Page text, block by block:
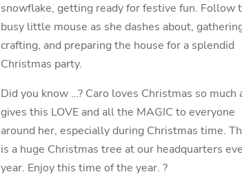
snowflake, getting ready for festive fun. Follow
busy little mouse as she dashes about,
crafting, and preparing the house for a splendid
Christmas party.
Did you know …? Caro loves Christmas so much
gives this LOVE and all the MAGIC to everyone
around her, especially during Christmas time.
is a huge Christmas tree at our headquarters
year. Enjoy this time of the year. ?